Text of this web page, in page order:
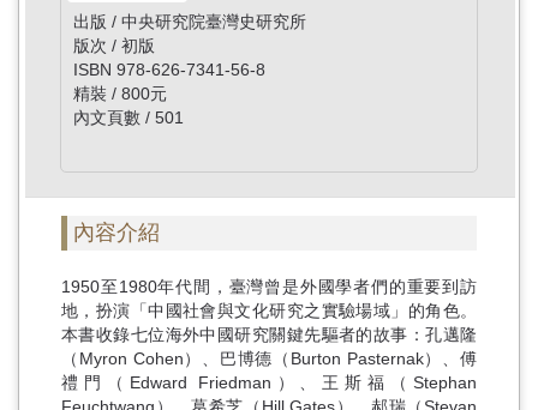
出版 / 中央研究院臺灣史研究所
版次 / 初版
ISBN 978-626-7341-56-8
精裝 / 800元
內文頁數 / 501
內容介紹
1950至1980年代間，臺灣曾是外國學者們的重要到訪
地，扮演「中國社會與文化研究之實驗場域」的角色。
本書收錄七位海外中國研究關鍵先驅者的故事：孔邁隆
（Myron Cohen）、巴博德（Burton Pasternak）、傅
禮門（Edward Friedman）、王斯福（Stephan
Feuchtwang）、葛希芝（Hill Gates）、郝瑞（Stevan